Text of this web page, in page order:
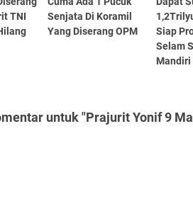
TNI
Senjata Di Koramil
Yang Diserang OPM
Siap
Selam
Mandiri
untuk "Prajurit Yonif 9